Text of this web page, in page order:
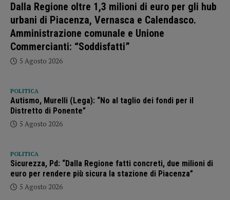
Dalla Regione oltre 1,3 milioni di euro per gli hub
urbani di Piacenza, Vernasca e Calendasco.
Amministrazione comunale e Unione
Commercianti: “Soddisfatti”
5 Agosto 2026
POLITICA
Autismo, Murelli (Lega): “No al taglio dei fondi per il
Distretto di Ponente”
5 Agosto 2026
POLITICA
Sicurezza, Pd: “Dalla Regione fatti concreti, due milioni di
euro per rendere più sicura la stazione di Piacenza”
5 Agosto 2026